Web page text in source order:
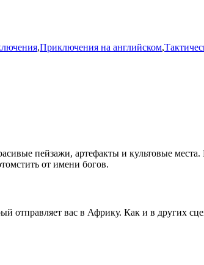
,Приключения на английском,
пейзажи, артефакты и культовые
от имени богов.
отправляет вас в Африку. Как и в других